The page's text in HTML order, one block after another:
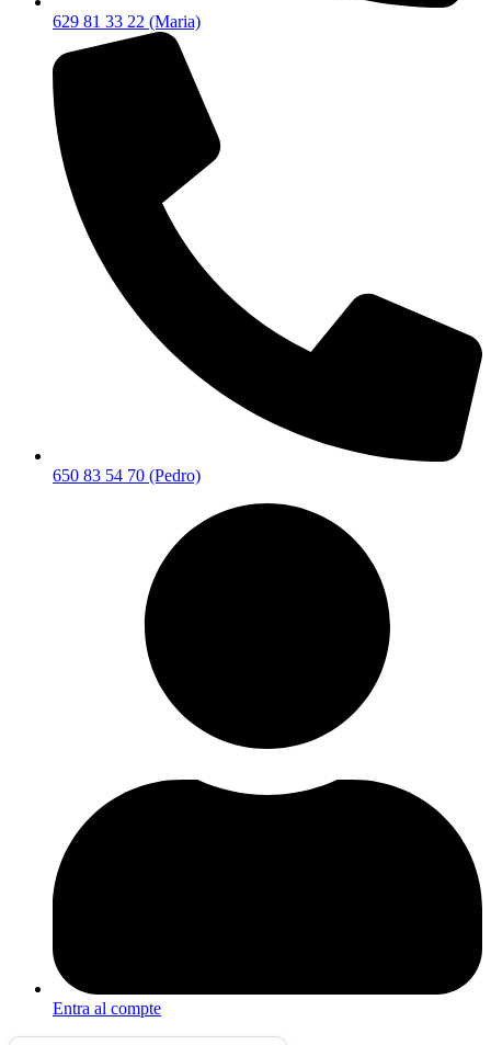
629 81 33 22 (Maria)
650 83 54 70 (Pedro)
Entra al compte